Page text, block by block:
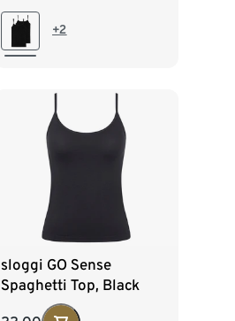
44 +2
sloggi GO Sense
Spaghetti Top, Black